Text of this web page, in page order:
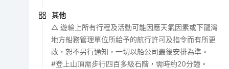
其他
△ 遊輪上所有行程及活動可能因應天氣因素或下龍灣
地方船務管理單位所給予的航行許可及指令而有所更
改，恕不另行通知，一切以船公司最後安排為準。
#登上山頂需步行四百多級石階，需時約20分鐘。